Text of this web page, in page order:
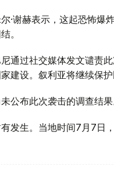
·谢赫表示，这起恐怖
。
通过社交媒体发文谴责
建设。叙利亚将继续保护
公布此次袭击的调查结果
发生。当地时间7月7日